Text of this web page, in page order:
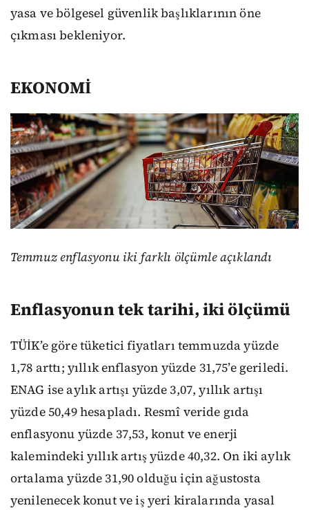
yasa ve bölgesel güvenlik başlıklarının öne
çıkması bekleniyor.
EKONOMİ
Temmuz enflasyonu iki farklı ölçümle açıklandı
Enflasyonun tek tarihi, iki ölçümü
TÜİK’e göre tüketici fiyatları temmuzda yüzde
1,78 arttı; yıllık enflasyon yüzde 31,75’e geriledi.
ENAG ise aylık artışı yüzde 3,07, yıllık artışı
yüzde 50,49 hesapladı. Resmî veride gıda
enflasyonu yüzde 37,53, konut ve enerji
kalemindeki yıllık artış yüzde 40,32. On iki aylık
ortalama yüzde 31,90 olduğu için ağustosta
yenilenecek konut ve iş yeri kiralarında yasal